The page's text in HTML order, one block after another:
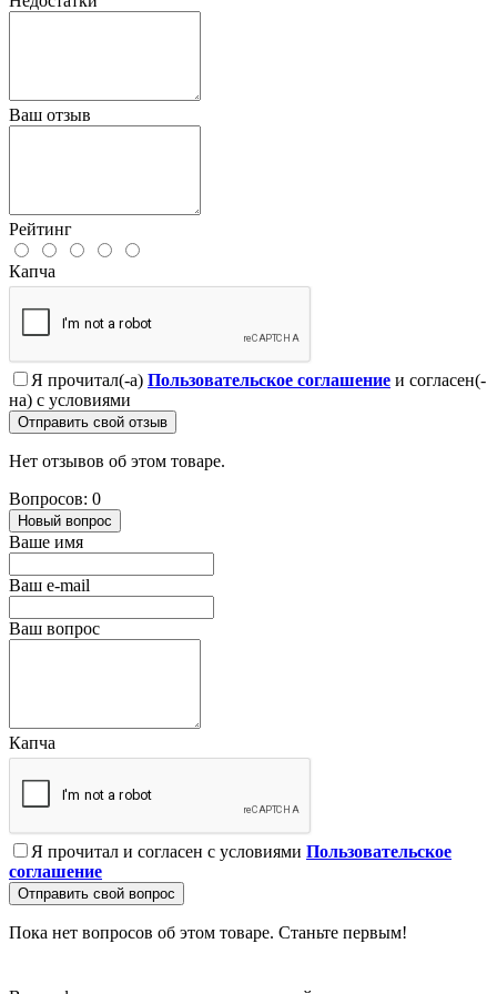
Ваш отзыв
Рейтинг
Капча
Я прочитал(-а) Пользовательское соглашение и согласен(-
на) с условиями
Отправить свой отзыв
Нет отзывов об этом товаре.
Вопросов: 0
Новый вопрос
Ваше имя
Ваш e-mail
Ваш вопрос
Капча
Я прочитал и согласен с условиями Пользовательское
соглашение
Отправить свой вопрос
Пока нет вопросов об этом товаре. Станьте первым!